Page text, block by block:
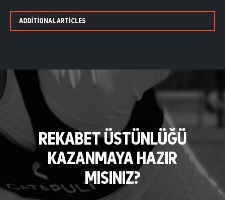
ADDITIONAL ARTICLES
REKABET ÜSTÜNLÜĞÜ
KAZANMAYA HAZIR
MISINIZ?